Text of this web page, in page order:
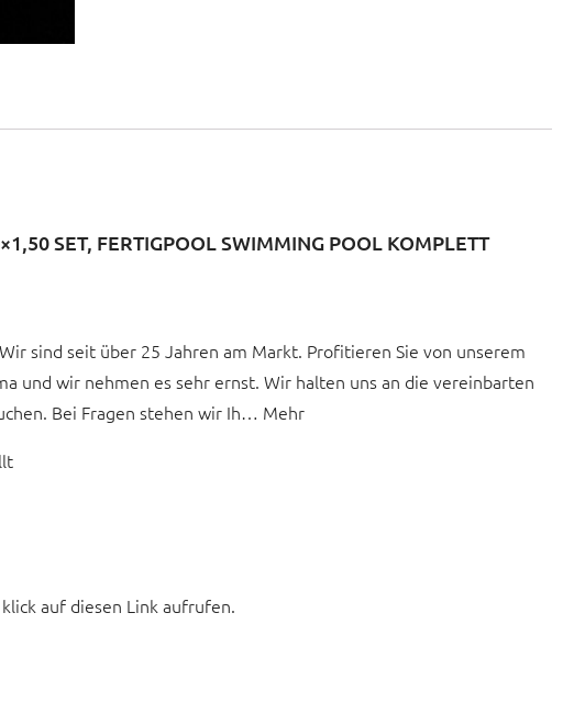
SET, FERTIGPOOL SWIMMING POOL KOMPLETT
Wir sind seit über 25 Jahren am Markt. Profitieren Sie von unserem
und wir nehmen es sehr ernst. Wir halten uns an die vereinbarten
Bei Fragen stehen wir Ih… Mehr
auf diesen Link aufrufen.